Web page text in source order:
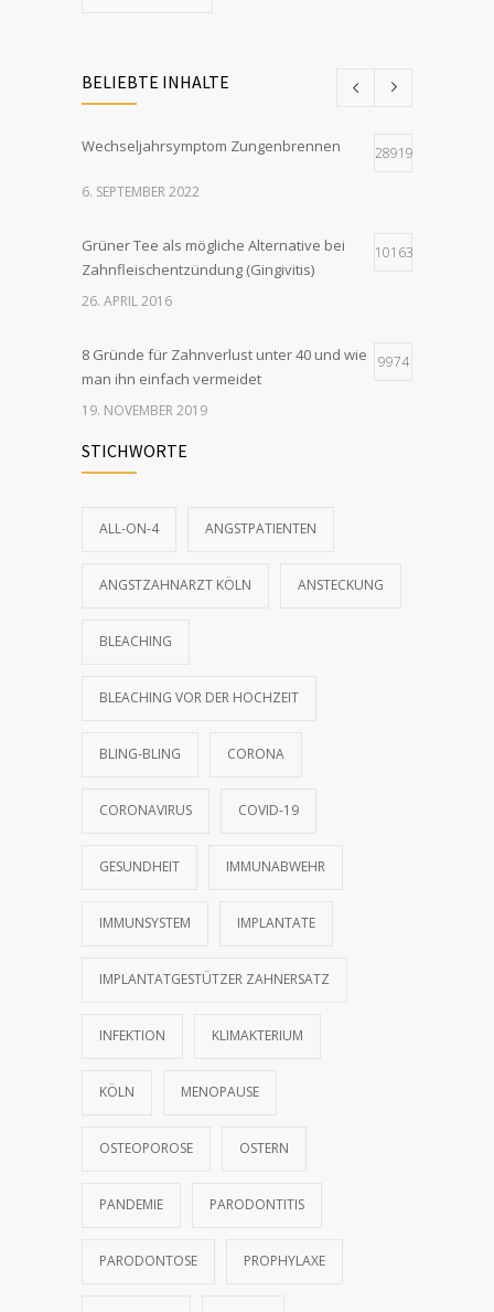
BELIEBTE INHALTE
Wechseljahrsymptom Zungenbrennen 28919
6. SEPTEMBER 2022
Grüner Tee als mögliche Alternative bei
Zahnfleischentzündung (Gingivitis)
10163
26. APRIL 2016
8 Gründe für Zahnverlust unter 40 und wie
man ihn einfach vermeidet
9974
19. NOVEMBER 2019
Bling-Bling: Zahnschmuck für gesunde,
10. DEZEMBER 2016
Die 3 wichtigsten Vorteile von festem
2553
STICHWORTE
ALL-ON-4 ANGSTPATIENTEN
ANGSTZAHNARZT KÖLN ANSTECKUNG
BLEACHING
BLEACHING VOR DER HOCHZEIT
BLING-BLING CORONA
CORONAVIRUS COVID-19
GESUNDHEIT IMMUNABWEHR
IMMUNSYSTEM IMPLANTATE
IMPLANTATGESTÜTZER ZAHNERSATZ
INFEKTION KLIMAKTERIUM
KÖLN MENOPAUSE
OSTEOPOROSE OSTERN
PANDEMIE PARODONTITIS
PARODONTOSE PROPHYLAXE